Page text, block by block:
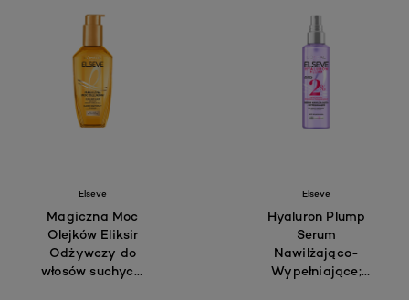
Elseve
Magiczna Moc
Olejków Eliksir
Odżywczy do
włosów suchych;
Elseve
Hyaluron Plump
Serum
Nawilżająco-
Wypełniające;